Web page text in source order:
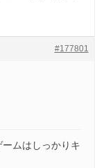
#177801
ムはしっかりキ